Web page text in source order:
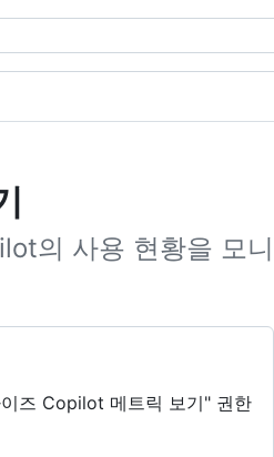
의 사용 현황을 모니
즈 Copilot 메트릭 보기" 권한